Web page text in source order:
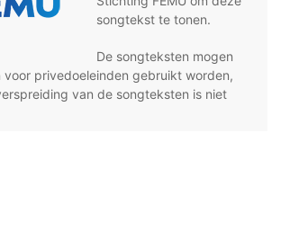
songtekst te tonen.
De songteksten mogen
voor privedoeleinden gebruikt worden,
van de songteksten is niet